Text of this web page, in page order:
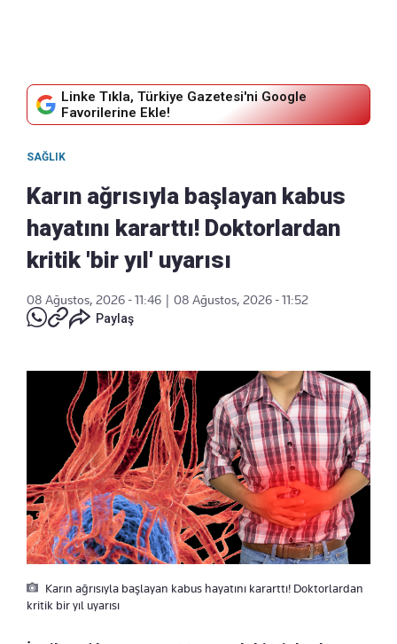
Linke Tıkla, Türkiye Gazetesi'ni Google
Favorilerine Ekle!
SAĞLIK
Karın ağrısıyla başlayan kabus
hayatını kararttı! Doktorlardan
kritik 'bir yıl' uyarısı
08 Ağustos, 2026 - 11:46
08 Ağustos, 2026 - 11:52
Paylaş
Karın ağrısıyla başlayan kabus hayatını kararttı! Doktorlardan
kritik bir yıl uyarısı